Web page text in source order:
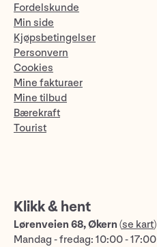
Fordelskunde
Min side
Kjøpsbetingelser
Personvern
Cookies
Mine fakturaer
Mine tilbud
Bærekraft
Tourist
Klikk & hent
Lørenveien 68, Økern (se kart)
Mandag - fredag: 10:00 - 17:00